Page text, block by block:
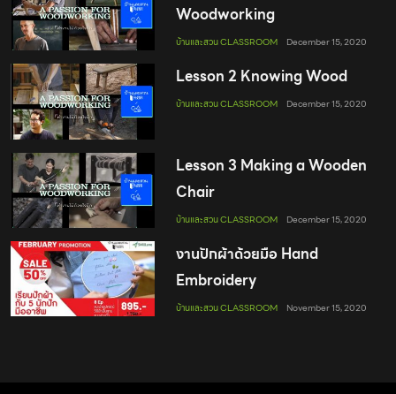
Woodworking
บ้านและสวน CLASSROOM December 15, 2020
Lesson 2 Knowing Wood
บ้านและสวน CLASSROOM December 15, 2020
Lesson 3 Making a Wooden
Chair
บ้านและสวน CLASSROOM December 15, 2020
งานปักผ้าด้วยมือ Hand
Embroidery
บ้านและสวน CLASSROOM November 15, 2020